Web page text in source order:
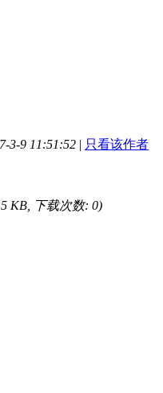
3-9 11:51:52 | 只看该作者
KB, 下载次数: 0)